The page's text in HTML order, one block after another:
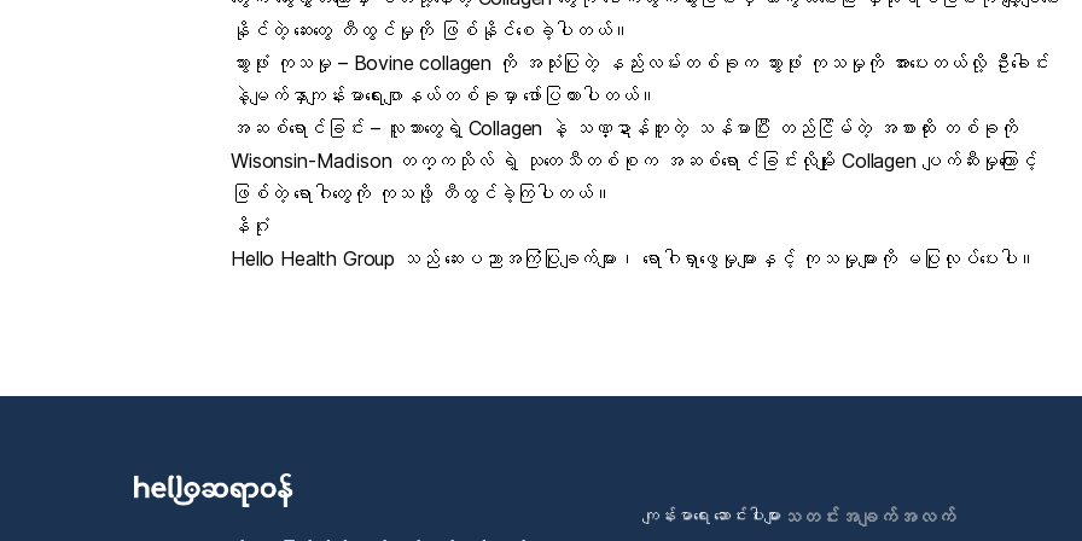
နိုင်တဲ့ ဆေးတွေ တီထွင်မှုကို ဖြစ်နိုင်စေခဲ့ပါတယ်။
သွားဖုံး ကုသမှု – Bovine collagen ကို အသုံးပြုတဲ့ နည်းလမ်းတစ်ခုက သွားဖုံး ကုသမှုကို အားပေးတယ်လို့ ဦးခေါင်း
နဲ့မျက်နှာကျန်းမာရေးဂျာနယ်တစ်ခုမှာ ဖော်ပြထားပါတယ်။
အဆစ်ရောင်ခြင်း – လူသားတွေရဲ့ Collagen နဲ့ သဏ္ဍာန်တူတဲ့ သန်မာပြီး တည်ငြိမ်တဲ့ အစားထိုး တစ်ခုကို
Wisonsin-Madison တက္ကသိုလ် ရဲ့ သုတေသီတစ်စုက အဆစ်ရောင်ခြင်းလိုမျိုး Collagen ပျက်ဆီးမှုကြောင့်
ဖြစ်တဲ့ ရောဂါတွေကို ကုသဖို့ တီထွင်ခဲ့ကြပါတယ်။
နိဂုံး
Hello Health Group သည် ဆေးပညာအကြံပြုချက်များ၊ ရောဂါရှာဖွေမှုများနှင့် ကုသမှုများကို မပြုလုပ်ပေးပါ။
ကျန်းမာရေး ဆောင်းပါးများသတင်းအချက်အလက်